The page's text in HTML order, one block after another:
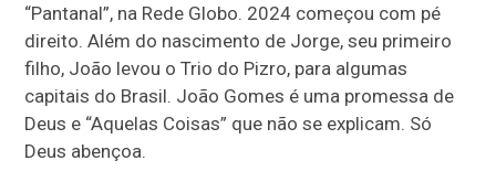
“Pantanal”, na Rede Globo. 2024 começou com pé
direito. Além do nascimento de Jorge, seu primeiro
filho, João levou o Trio do Pizro, para algumas
capitais do Brasil. João Gomes é uma promessa de
Deus e “Aquelas Coisas” que não se explicam. Só
Deus abençoa.